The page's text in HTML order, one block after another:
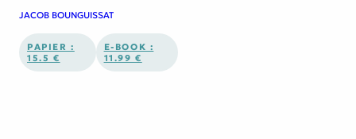
JACOB BOUNGUISSAT
PAPIER :
15.5 €
E-BOOK :
11.99 €